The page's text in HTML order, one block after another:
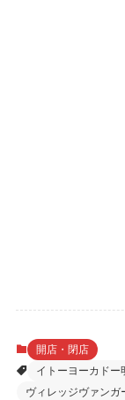
開店・閉店
イトーヨーカドー
ヴィレッジヴァンガ